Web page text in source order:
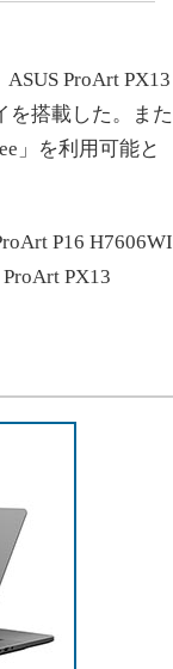
ProArt PX13
を搭載した。また
」を利用可能と
P16 H7606WI
PX13